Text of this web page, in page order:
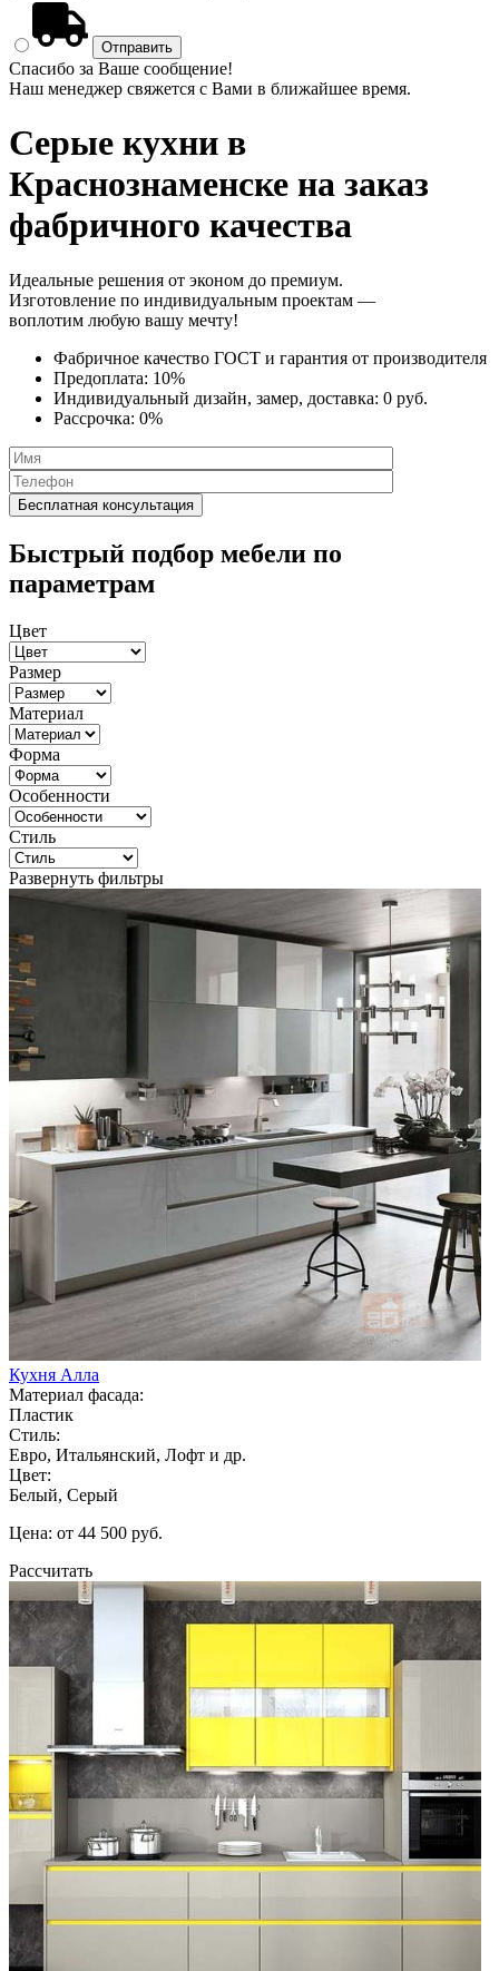
Спасибо за Ваше сообщение!
Наш менеджер свяжется с Вами в ближайшее время.
Серые кухни в
Краснознаменске на заказ
фабричного качества
Идеальные решения от эконом до премиум.
Изготовление по индивидуальным проектам —
воплотим любую вашу мечту!
Фабричное качество ГОСТ и гарантия от производителя
Предоплата: 10%
Индивидуальный дизайн, замер, доставка: 0 руб.
Рассрочка: 0%
Быстрый подбор мебели по
параметрам
Цвет
Размер
Материал
Форма
Особенности
Стиль
Развернуть фильтры
Кухня Алла
Материал фасада:
Пластик
Стиль:
Евро, Итальянский, Лофт и др.
Цвет:
Белый, Серый
Цена: от 44 500 руб.
Рассчитать